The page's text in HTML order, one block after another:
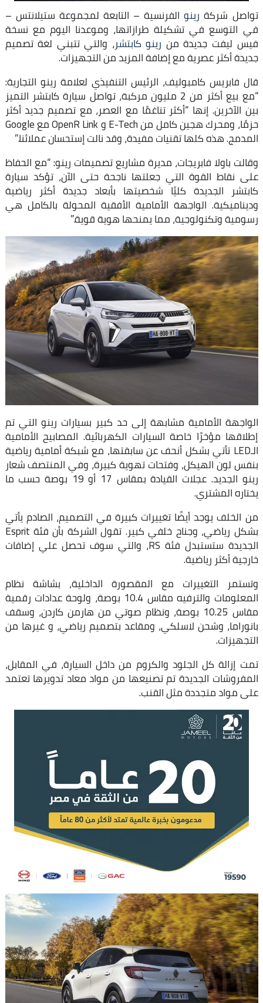
تواصل شركة رينوالفرنسية – التابعة لمجموعة ستيلانتس –
في التوسع في تشكيلة طرازاتها، وموعدنا اليوم مع نسخة
فيس ليفت جديدة من رينو كابتشر، والتي تتبني لغة تصميم
جديدة أكثر عصرية مع إضافة المزيد من التجهيزات.
قال فابريس كامبوليف، الرئيس التنفيذي لعلامة رينو التجارية:
“مع بيع أكثر من 2 مليون مركبة، تواصل سيارة كابتشر التميز
بين الآخرين. إنها “أكثر تناغمًا مع العصر، مع تصميم جديد أكثر
حزمًا، ومحرك هجين كامل من E-Tech و OpenR Link مع Google
المدمج. هذه كلها تقنيات مفيدة، وقد نالت إستحسان عملائنا.”
وقالت باولا فابريجات، مديرة مشاريع تصميمات رينو: “مع الحفاظ
على نقاط القوة التي جعلتها ناجحة حتى الآن، تؤكد سيارة
كابتشر الجديدة كليًا شخصيتها بأبعاد جديدة أكثر رياضية
وديناميكية. الواجهة الأمامية الأفقية المحولة بالكامل هي
رسومية وتكنولوجية، مما يمنحها هوية قوية.”
الواجهة الأمامية مشابهة إلى حد كبير بسيارات رينو التي تم
إطلاقها مؤخرًا خاصة السيارات الكهربائية. المصابيح الأمامية
الـLED تأتي بشكل أنحف عن سابقتها، مع شبكة أمامية رياضية
بنفس لون الهيكل، وفتحات تهوية كبيرة، وفي المنتصف شعار
رينو الجديد. عجلات القيادة بمقاس 17 أو 19 بوصة حسب ما
يختاره المشتري.
من الخلف يوجد أيضًا تغييرات كبيرة في التصميم، الصادم يأتي
بشكل رياضي، وجناح خلفي كبير. تقول الشركة بأن فئة Esprit
الجديدة ستستبدل فئة RS، والتي سوف تحصل علي إضافات
خارجية أكثر رياضية.
وتستمر التغييرات مع المقصورة الداخلية، بشاشة نظام
المعلومات والترفيه مقاس 10.4 بوصة، ولوحة عدادات رقمية
مقاس 10.25 بوصة، ونظام صوتي من هارمن كاردن، وسقف
بانوراما، وشحن لاسلكي، ومقاعد بتصميم رياضي، و غيرها من
التجهيزات.
تمت إزالة كل الجلود والكروم من داخل السيارة، في المقابل،
المفروشات الجديدة تم تصنيعها من مواد معاد تدويرها تعتمد
على مواد متجددة مثل القنب.